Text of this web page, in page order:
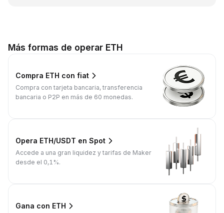
Más formas de operar ETH
Compra ETH con fiat
Compra con tarjeta bancaria, transferencia
bancaria o P2P en más de 60 monedas.
Opera ETH/USDT en Spot
Accede a una gran liquidez y tarifas de Maker
desde el 0,1%.
Gana con ETH